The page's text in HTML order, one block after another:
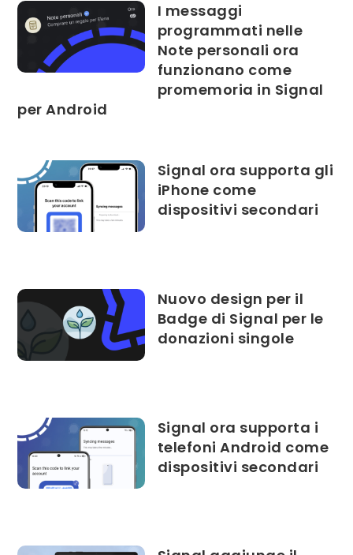
I messaggi
programmati nelle
Note personali ora
funzionano come
promemoria in Signal
per Android
Signal ora supporta gli
iPhone come
dispositivi secondari
Nuovo design per il
Badge di Signal per le
donazioni singole
Signal ora supporta i
telefoni Android come
dispositivi secondari